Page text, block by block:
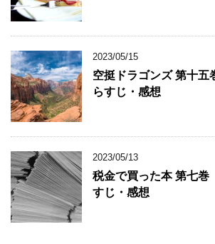
2023/05/15
空挺ドラゴンズ 第十
らすじ・感想
2023/05/13
税金で買った本 第七
すじ・感想